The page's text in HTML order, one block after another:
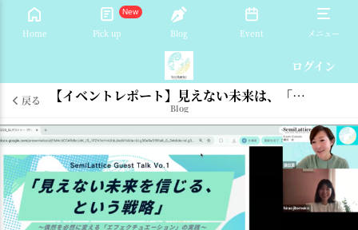
Home
New
Pick up Blog Event メニュー
ログイン
戻る 【イベントレポート】見えない未来は、「動くことで」見えてくる。
Blog